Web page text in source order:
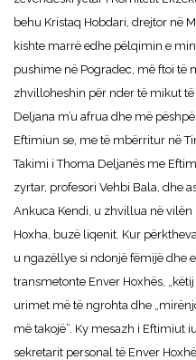
behu Kristaq Hobdari, drejtor në
kishte marrë edhe pëlqimin e
pushime në Pogradec, më ftoi të
zhvilloheshin për nder të mikut
Deljana m’u afrua dhe më
Eftimiun se, me të mbërritur në
Takimi i Thoma Deljanës me
zyrtar, profesori Vehbi Bala, dhe
Ankuca Kendi, u zhvillua në
Hoxha, buzë liqenit. Kur
u ngazëllye si ndonjë fëmijë dhe
transmetonte Enver Hoxhës,
urimet më të ngrohta dhe
më takojë”. Ky mesazh i Eftimiut
sekretarit personal të Enver